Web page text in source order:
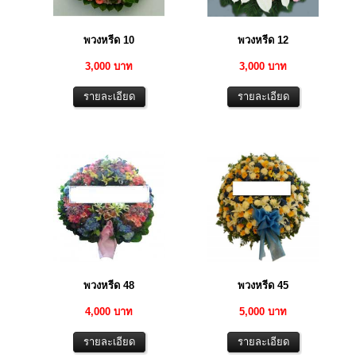
พวงหรีด 10
3,000 บาท
พวงหรีด 12
3,000 บาท
พวงหรีด 48
4,000 บาท
พวงหรีด 45
5,000 บาท